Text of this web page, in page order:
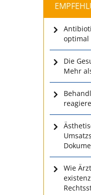
optimal
Die
Mehr
Wie